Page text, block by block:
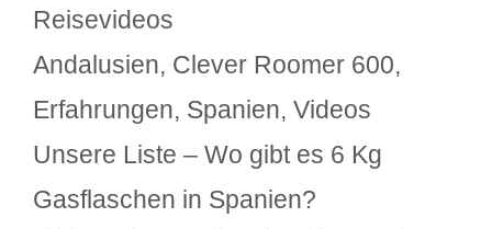
Kategorien
Reisevideos
Schlagwörter
Andalusien, Clever Roomer 600,
Erfahrungen, Spanien, Videos
Unsere Liste – Wo gibt es 6 Kg
Gasflaschen in Spanien?